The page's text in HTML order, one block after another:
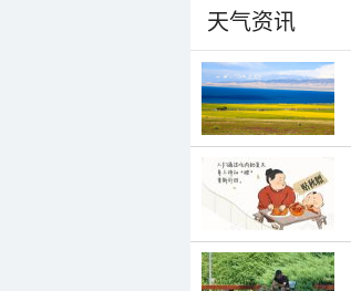
天气资讯